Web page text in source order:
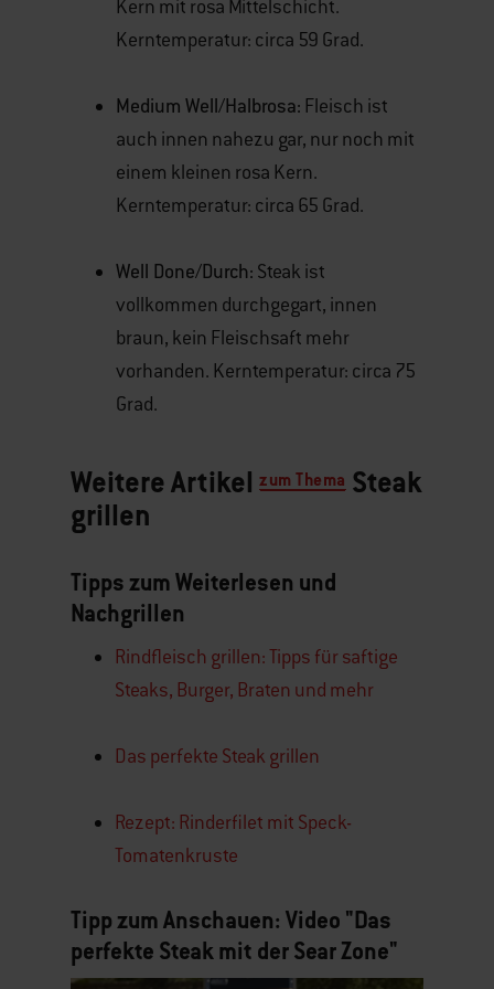
Kern mit rosa Mittelschicht.
Kerntemperatur: circa 59 Grad.
Medium Well/Halbrosa: Fleisch ist
auch innen nahezu gar, nur noch mit
einem kleinen rosa Kern.
Kerntemperatur: circa 65 Grad.
Well Done/Durch: Steak ist
vollkommen durchgegart, innen
braun, kein Fleischsaft mehr
vorhanden. Kerntemperatur: circa 75
Grad.
Weitere Artikel zum Thema Steak
grillen
Tipps zum Weiterlesen und
Nachgrillen
Rindfleisch grillen: Tipps für saftige
Steaks, Burger, Braten und mehr
Das perfekte Steak grillen
Rezept: Rinderfilet mit Speck-
Tomatenkruste
Tipp zum Anschauen: Video "Das
perfekte Steak mit der Sear Zone"